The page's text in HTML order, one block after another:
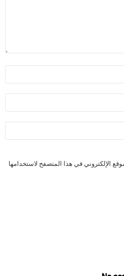
الإلكتروني في هذا المتصفح لاستخدامها